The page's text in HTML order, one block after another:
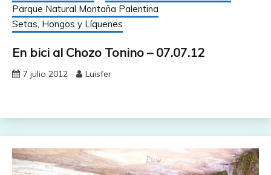
Parque Natural Montaña Palentina
Setas, Hongos y Líquenes
En bici al Chozo Tonino – 07.07.12
7 julio 2012 Luisfer